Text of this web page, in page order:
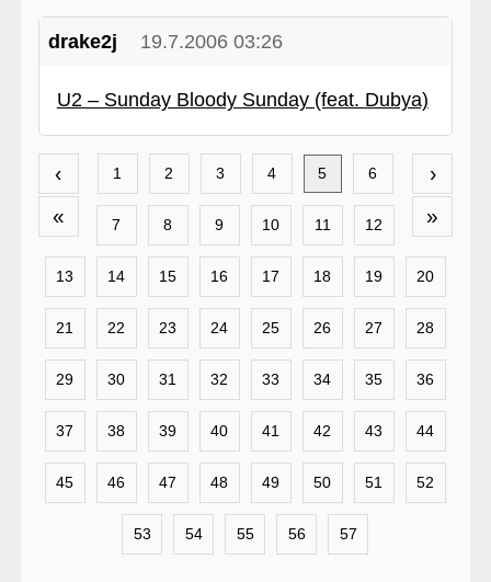
drake2j 19.7.2006 03:26
U2 – Sunday Bloody Sunday (feat. Dubya)
‹
«
›
»
1 2 3 4 5 6
7 8 9 10 11 12
13 14 15 16 17 18 19 20
21 22 23 24 25 26 27 28
29 30 31 32 33 34 35 36
37 38 39 40 41 42 43 44
45 46 47 48 49 50 51 52
53 54 55 56 57